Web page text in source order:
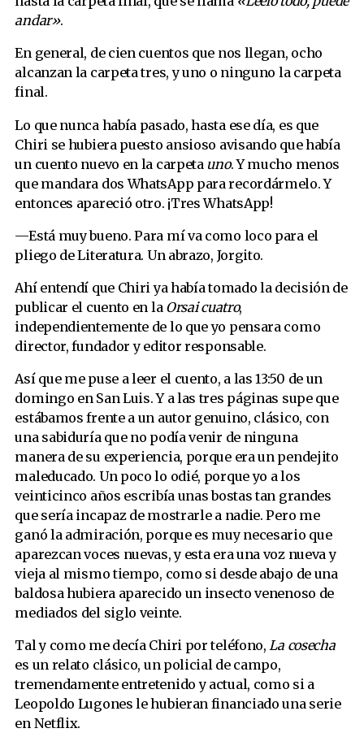
andar».
En general, de cien cuentos que nos llegan, ocho
alcanzan la carpeta tres, y uno o ninguno la carpeta
final.
Lo que nunca había pasado, hasta ese día, es que
Chiri se hubiera puesto ansioso avisando que había
un cuento nuevo en la carpeta uno. Y mucho menos
que mandara dos WhatsApp para recordármelo. Y
entonces apareció otro. ¡Tres WhatsApp!
—Está muy bueno. Para mí va como loco para el
pliego de Literatura. Un abrazo, Jorgito.
Ahí entendí que Chiri ya había tomado la decisión de
publicar el cuento en la Orsai cuatro,
independientemente de lo que yo pensara como
director, fundador y editor responsable.
Así que me puse a leer el cuento, a las 13:50 de un
domingo en San Luis. Y a las tres páginas supe que
estábamos frente a un autor genuino, clásico, con
una sabiduría que no podía venir de ninguna
manera de su experiencia, porque era un pendejito
maleducado. Un poco lo odié, porque yo a los
veinticinco años escribía unas bostas tan grandes
que sería incapaz de mostrarle a nadie. Pero me
ganó la admiración, porque es muy necesario que
aparezcan voces nuevas, y esta era una voz nueva y
vieja al mismo tiempo, como si desde abajo de una
baldosa hubiera aparecido un insecto venenoso de
mediados del siglo veinte.
Tal y como me decía Chiri por teléfono,La cosecha
es un relato clásico, un policial de campo,
tremendamente entretenido y actual, como si a
Leopoldo Lugones le hubieran financiado una serie
en Netflix.